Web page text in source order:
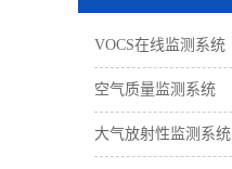
VOCS在线监测系统
空气质量监测系统
大气放射性监测系统